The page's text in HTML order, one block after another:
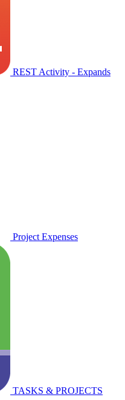
REST Activity - Expands
Project Expenses
TASKS & PROJECTS